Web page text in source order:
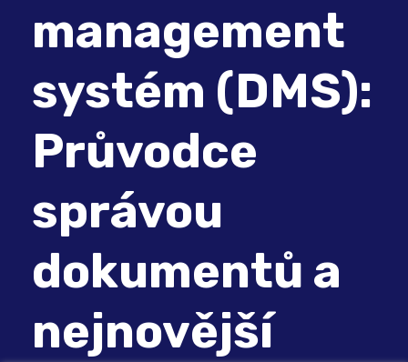
management
systém (DMS):
Průvodce
správou
dokumentů a
nejnovější